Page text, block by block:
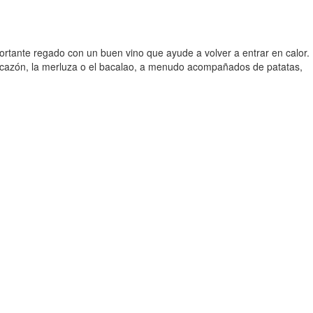
regado con un buen vino que ayude a volver a entrar en calor.
la merluza o el bacalao, a menudo acompañados de patatas,